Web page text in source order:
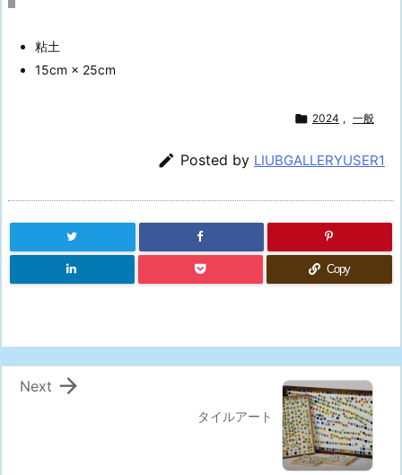
粘土
15cm × 25cm
 2024 , 一般
 Posted by LIUBGALLERYUSER1
Copy
タイルアート

Next